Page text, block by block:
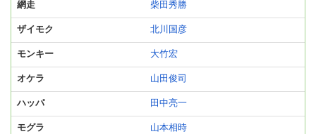
網走 柴田秀勝
ザイモク 北川国彦
モンキー 大竹宏
オケラ 山田俊司
ハッパ 田中亮一
モグラ 山本相時